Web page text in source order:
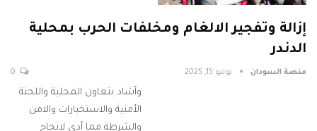
إزالة وتفجير الالغام ومخلفات الحرب بمحلية
الدندر
منصة السودان يوليو 15, 2025
وأشاد بتعاون المحلية واللجنة
الأمنية والاستخبارات والامن
والشرطة مما أدى لانجاح